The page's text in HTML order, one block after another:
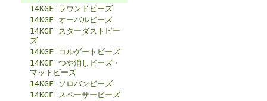
14KGF ラウンドビーズ
14KGF オーバルビーズ
14KGF スターダストビー
ズ
14KGF コルゲートビーズ
14KGF つや消しビーズ・
マットビーズ
14KGF ソロバンビーズ
14KGF スペーサービーズ